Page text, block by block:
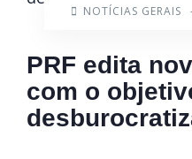
NOTÍCIAS GERAIS
PRF edita
com o